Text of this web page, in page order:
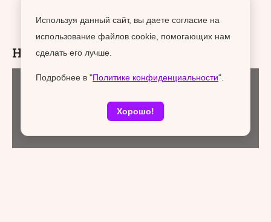
Новости раздела
Используя данный сайт, вы даете согласие на
использование файлов cookie, помогающих нам
сделать его лучше.
Подробнее в "Политике конфиденциальности".
Хорошо!